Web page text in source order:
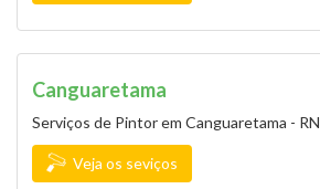
Canguaretama
Serviços de Pintor em Canguaretama - RN
Veja os seviços